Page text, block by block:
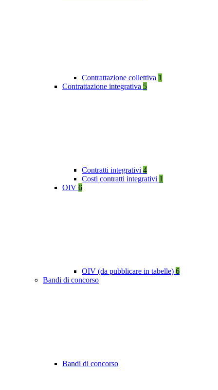
Contrattazione collettiva 1
Contrattazione integrativa 5
Contratti integrativi 4
Costi contratti integrativi 1
OIV 6
OIV (da pubblicare in tabelle) 6
Bandi di concorso
Bandi di concorso